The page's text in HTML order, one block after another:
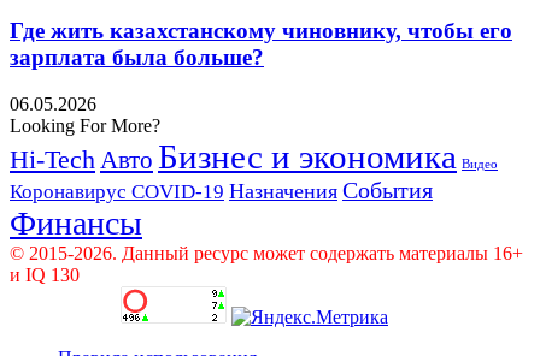
Где жить казахстанскому чиновнику, чтобы его
зарплата была больше?
06.05.2026
Looking For More?
Hi-Tech Авто Бизнес и экономика Видео
Коронавирус COVID-19 Назначения События
Финансы
© 2015-2026. Данный ресурс может содержать материалы 16+
и IQ 130